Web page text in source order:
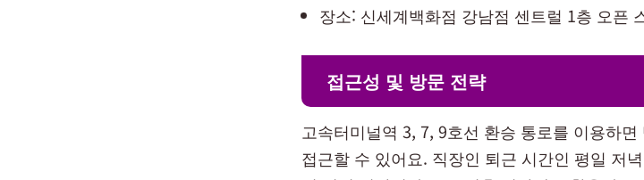
장소: 신세계백화점 강남점 센트럴 1층 오픈
접근성 및 방문 전략
고속터미널역 3, 7, 9호선 환승 통로를 이용하
접근할 수 있어요. 직장인 퇴근 시간인 평일 저